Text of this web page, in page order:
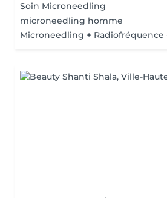
Soin Microneedling
microneedling homme
Microneedling + Radiofréquence